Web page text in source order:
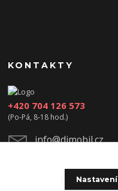
KONTAKTY
+420 704 126 573
(Po-Pá, 8-18 hod.)
info@djmobil.cz
Nastavení